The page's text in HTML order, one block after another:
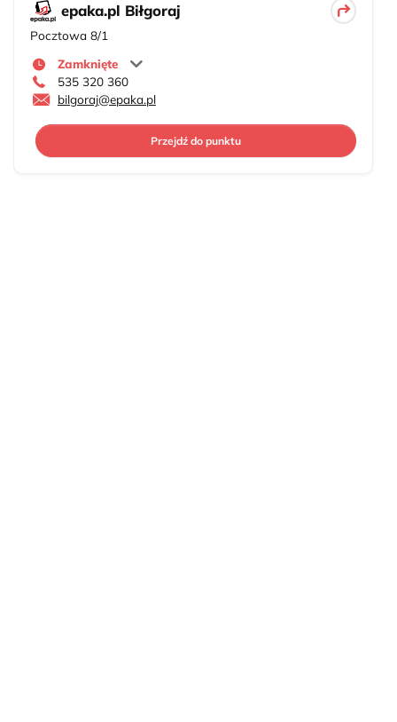
epaka.pl Biłgoraj
Pocztowa 8/1
Zamknięte
535 320 360
bilgoraj@epaka.pl
Przejdź do punktu